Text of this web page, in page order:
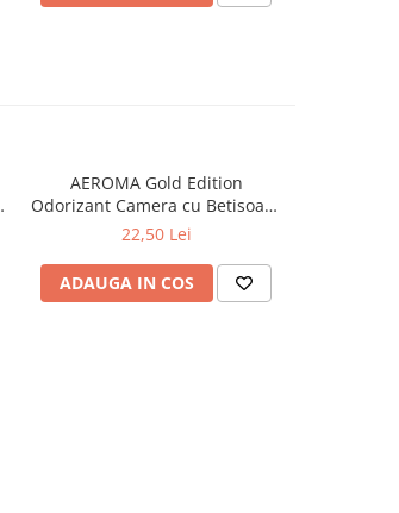
AEROMA Gold Edition
Odorizant Camera cu Betisoare
Intense Vibe 125 ml
22,50 Lei
ADAUGA IN COS